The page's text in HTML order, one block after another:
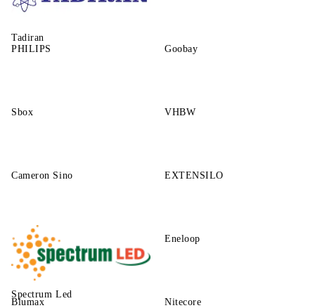
Tadiran
PHILIPS Goobay
Sbox VHBW
Cameron Sino EXTENSILO
Spectrum Led
Eneloop
Blumax Nitecore